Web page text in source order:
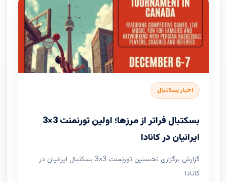
اخبار بسکتبال
بسکتبال فراتر از مرزها؛ اولین تورنمنت 3×3
ایرانیان در کانادا
گزارش برگزاری نخستین تورنمنت 3×3 بسکتبال ایرانیان در
کانادا